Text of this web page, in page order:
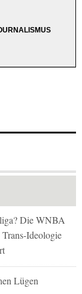
Die WNBA
Ideologie
Lügen